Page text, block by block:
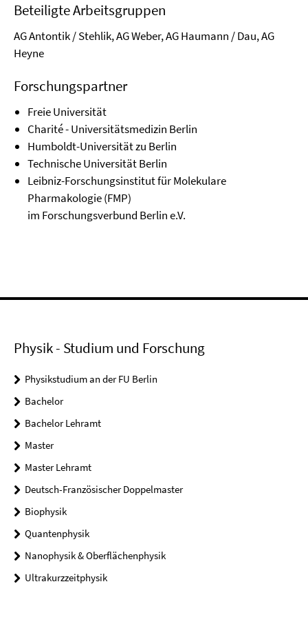
Beteiligte Arbeitsgruppen
AG Antontik / Stehlik, AG Weber, AG Haumann / Dau, AG
Heyne
Forschungspartner
Freie Universität
Charité - Universitätsmedizin Berlin
Humboldt-Universität zu Berlin
Technische Universität Berlin
Leibniz-Forschungsinstitut für Molekulare
Pharmakologie (FMP)
im Forschungsverbund Berlin e.V.
Physik - Studium und Forschung
Physikstudium an der FU Berlin
Bachelor
Bachelor Lehramt
Master
Master Lehramt
Deutsch-Französischer Doppelmaster
Biophysik
Quantenphysik
Nanophysik & Oberflächenphysik
Ultrakurzzeitphysik